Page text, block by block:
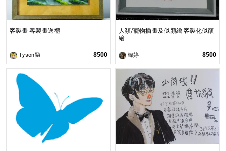
客製畫 客製畫送禮
Tyson融 $500
人類/寵物插畫及似顏繪 客製化似顏
繪
暐婷 $500